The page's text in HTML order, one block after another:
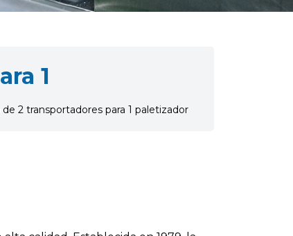
1
2 transportadores para 1 paletizador